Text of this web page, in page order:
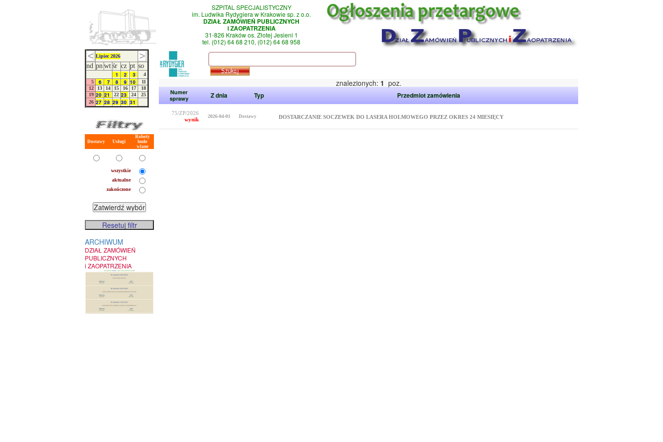
SZPITAL SPECJALISTYCZNY
im. Ludwika Rydygiera w Krakowie sp. z o.o.
DZIAŁ ZAMÓWIEŃ PUBLICZNYCH
i ZAOPATRZENIA
31-826 Kraków os. Złotej Jesieni 1
tel. (012) 64 68 210, (012) 64 68 958
Lipiec 2026
nd pn wt śr cz pt so
1 2 3
4
5
6 7 8 9 10
11
12
13 14 15 16 17
18
19 20 21 22 23 24
25
26 27 28 29 30 31
Dostawy Usługi
Roboty
budo
wlane
wszystkie
aktualne
zakończone
ARCHIWUM
DZIAŁ ZAMÓWIEŃ
PUBLICZNYCH
i ZAOPATRZENIA
znalezionych: 1 poz.
Numer
sprawy
Z dnia Typ Przedmiot zamówienia
75/ZP/2026
wynik
2026-04-01 Dostawy DOSTARCZANIE SOCZEWEK DO LASERA HOLMOWEGO PRZEZ OKRES 24 MIESIĘCY